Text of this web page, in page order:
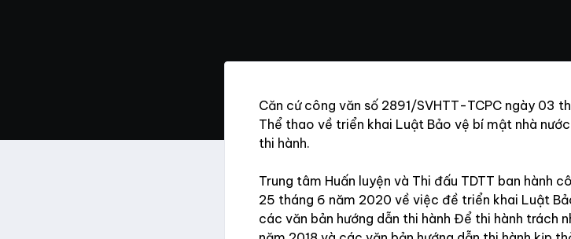
Căn cứ công văn số 2891/SVHTT-TCPC ngày 03
Thể thao về triển khai Luật Bảo vệ bí mật nhà
thi hành.
Trung tâm Huấn luyện và Thi đấu TDTT ban hành
25 tháng 6 năm 2020 về việc đề triển khai Luật
các văn bản hướng dẫn thi hành Để thi hành trách